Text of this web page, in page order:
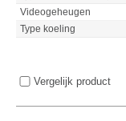
Videogeheugen
Type koeling
Vergelijk product